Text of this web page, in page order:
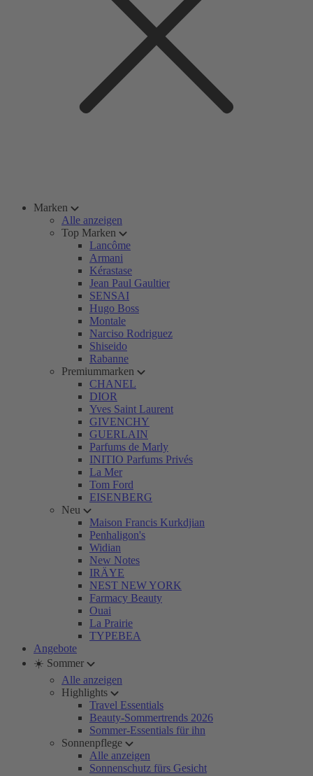
Marken
Alle anzeigen
Top Marken
Lancôme
Armani
Kérastase
Jean Paul Gaultier
SENSAI
Hugo Boss
Montale
Narciso Rodriguez
Shiseido
Rabanne
Premiummarken
CHANEL
DIOR
Yves Saint Laurent
GIVENCHY
GUERLAIN
Parfums de Marly
INITIO Parfums Privés
La Mer
Tom Ford
EISENBERG
Neu
Maison Francis Kurkdjian
Penhaligon's
Widian
New Notes
IRÄYE
NEST NEW YORK
Farmacy Beauty
Ouai
La Prairie
TYPEBEA
Angebote
☀️ Sommer
Alle anzeigen
Highlights
Travel Essentials
Beauty-Sommertrends 2026
Sommer-Essentials für ihn
Sonnenpflege
Alle anzeigen
Sonnenschutz fürs Gesicht